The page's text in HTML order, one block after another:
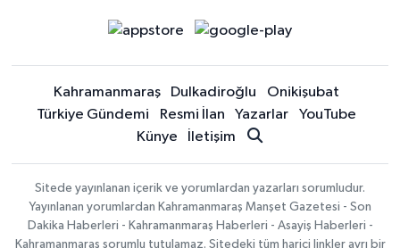
Kahramanmaraş Dulkadiroğlu
Onikişubat
Türkiye Gündemi
Resmi İlan Yazarlar
YouTube
Künye
İletişim
Sitede yayınlanan içerik ve yorumlardan yazarları sorumludur.
Yayınlanan yorumlardan Kahramanmaraş Manşet Gazetesi - Son
Dakika Haberleri - Kahramanmaraş Haberleri - Asayiş Haberleri -
Kahramanmaraş sorumlu tutulamaz. Sitedeki tüm harici linkler ayrı bir